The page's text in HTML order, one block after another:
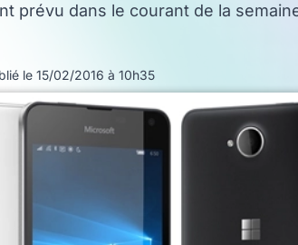
prévu dans le courant de la
le 15/02/2016 à 10h35